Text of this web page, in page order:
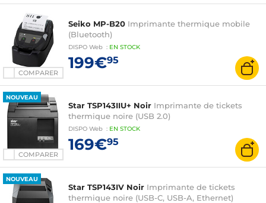
COMPARER
Seiko MP-B20 Imprimante thermique mobile
(Bluetooth)
DISPO Web : EN STOCK
199€95
NOUVEAU
COMPARER
Star TSP143IIU+ Noir Imprimante de tickets
thermique noire (USB 2.0)
DISPO Web : EN STOCK
169€95
NOUVEAU
Star TSP143IV Noir Imprimante de tickets
thermique noire (USB-C, USB-A, Ethernet)